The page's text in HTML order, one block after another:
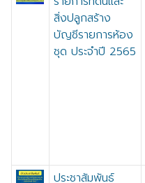
สิ่งปลูกสร้าง
บัญชีรายการห้อง
ชุด ประจำปี 2565
ประชาสัมพันธ์